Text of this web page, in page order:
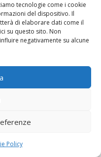
tecnologie come i cookie
del dispositivo. Il
di elaborare dati come il
su questo sito. Non
negativamente su alcune
Policy
Milano –
Milano –
Trasloco Milano –
,Trasloco Milano – San
Milano –
Milano –
Roma –